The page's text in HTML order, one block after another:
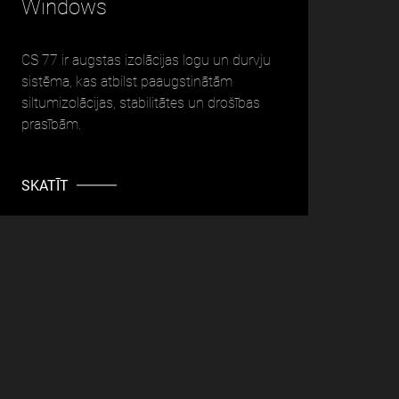
Windows
CS 77 ir augstas izolācijas logu un durvju
sistēma, kas atbilst paaugstinātām
siltumizolācijas, stabilitātes un drošības
prasībām.
SKATĪT